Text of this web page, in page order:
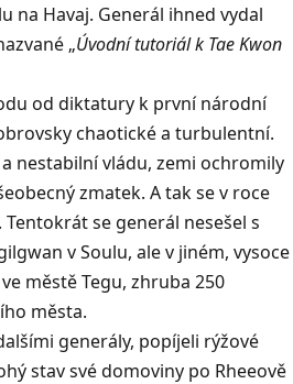
na Havaj. Generál ihned vydal
„Úvodní tutoriál k Tae Kwon
od diktatury k první národní
chaotické a turbulentní.
nestabilní vládu, zemi ochromily
zmatek. A tak se v roce
se generál nesešel s
v Soulu, ale v jiném, vysoce
městě Tegu, zhruba 250
města.
generály, popíjeli rýžové
stav své domoviny po Rheeově